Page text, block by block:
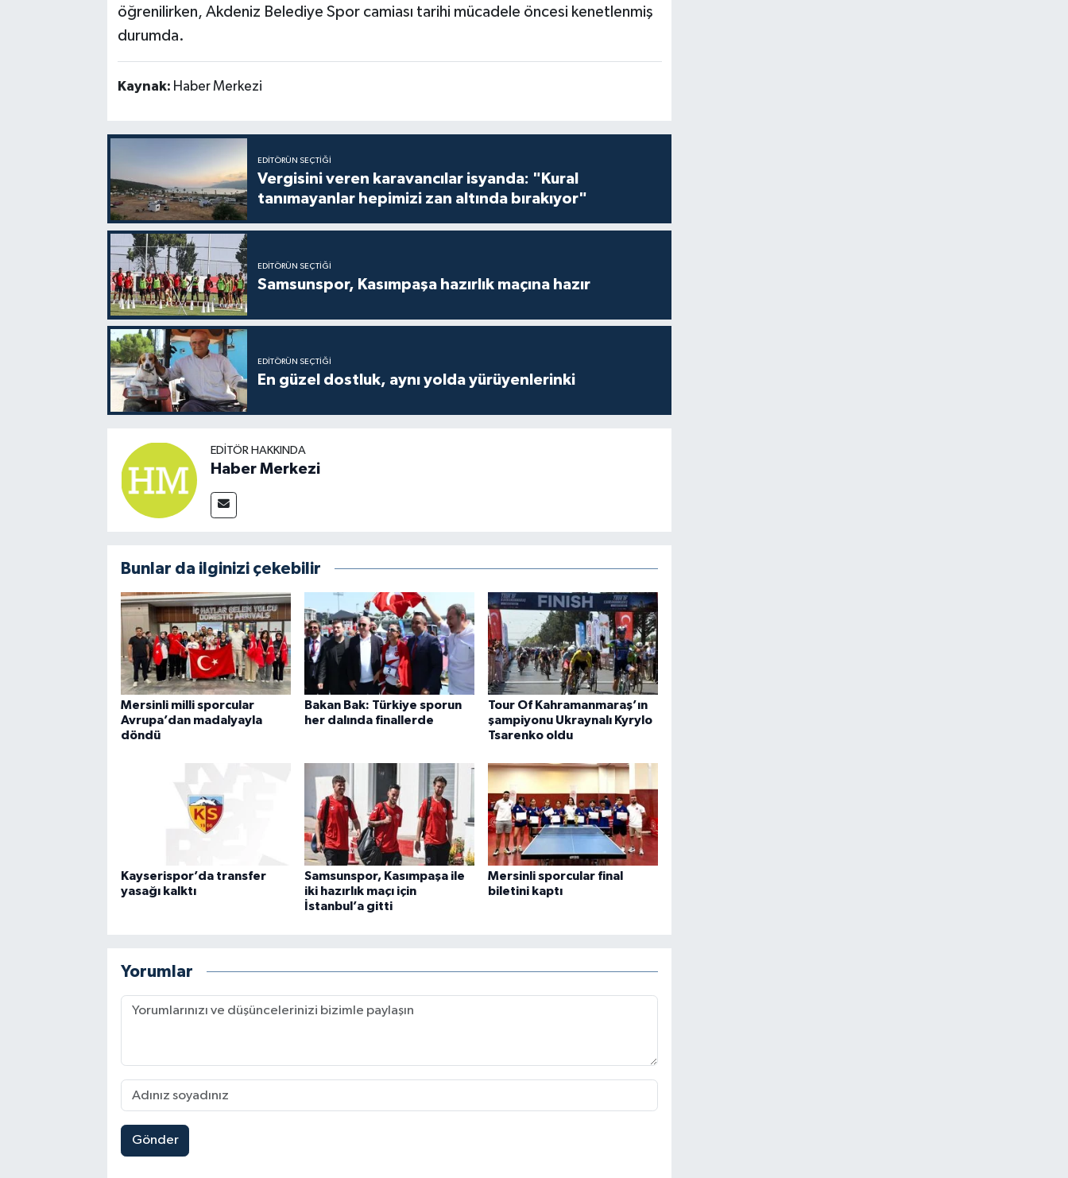
öğrenilirken, Akdeniz Belediye Spor camiası tarihi mücadele öncesi kenetlenmiş
durumda.
Kaynak: Haber Merkezi
EDITÖRÜN SEÇTIĞI
Vergisini veren karavancılar isyanda: "Kural
tanımayanlar hepimizi zan altında bırakıyor"
EDITÖRÜN SEÇTIĞI
Samsunspor, Kasımpaşa hazırlık maçına hazır
EDITÖRÜN SEÇTIĞI
En güzel dostluk, aynı yolda yürüyenlerinki
EDITÖR HAKKINDA
Haber Merkezi
Bunlar da ilginizi çekebilir
Mersinli milli sporcular
Avrupa’dan madalyayla
döndü
Bakan Bak: Türkiye sporun
her dalında finallerde
Tour Of Kahramanmaraş’ın
şampiyonu Ukraynalı Kyrylo
Tsarenko oldu
Kayserispor’da transfer
yasağı kalktı
Samsunspor, Kasımpaşa ile
iki hazırlık maçı için
İstanbul’a gitti
Mersinli sporcular final
biletini kaptı
Yorumlar
Gönder